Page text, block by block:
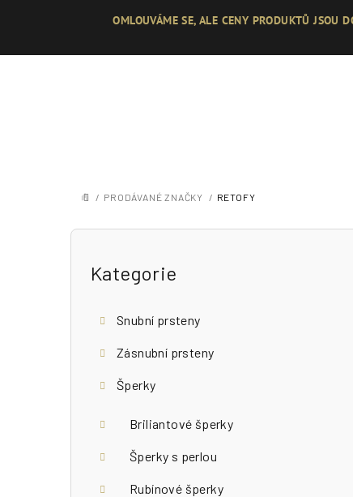
OMLOUVÁME SE, ALE CENY PRODUKTŮ JSOU
DOMŮ
/ PRODÁVANÉ ZNAČKY / RETOFY
P
Přeskočit
kategorie
Kategorie
Snubní prsteny
Zásnubní prsteny
Šperky
Briliantové šperky
Šperky s perlou
Rubínové šperky